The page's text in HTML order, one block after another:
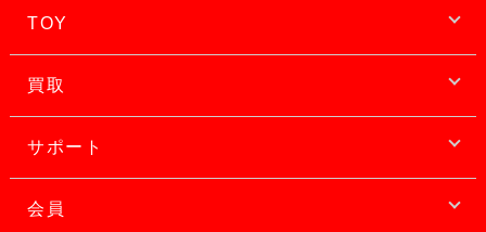
TOY
買取
サポート
会員